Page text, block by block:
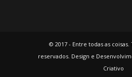
© 2017 - Entre todas as
reservados. Design e
Criativo